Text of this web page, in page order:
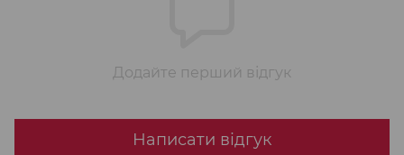
Додайте перший відгук
Написати відгук